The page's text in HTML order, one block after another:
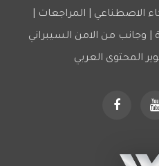
الاصطناعي | المراجعات |
| وجانب من الامن السيبراني
المحتوى العربي